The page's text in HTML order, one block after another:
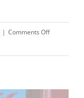
| Comments Offon